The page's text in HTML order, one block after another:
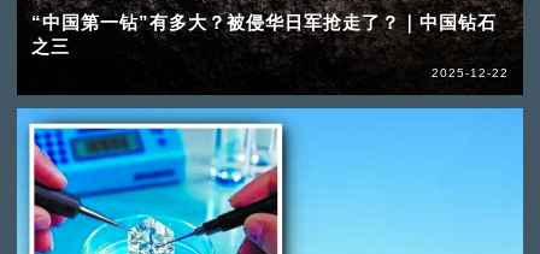
“中国第一钻”有多大？被侵华日军抢走了？｜中国钻石
之三
2025-12-22